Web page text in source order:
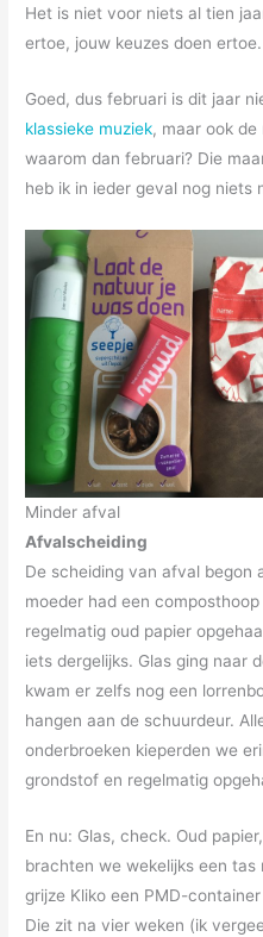
Het is niet voor niets al tien
ertoe, jouw keuzes doen
Goed, dus februari is dit jaar
klassieke muziek, maar ook
waarom dan februari? Die
heb ik in ieder geval nog niets
Minder afval
Afvalscheiding
De scheiding van afval begon
moeder had een
regelmatig oud papier
iets dergelijks. Glas ging naar
kwam er zelfs nog een
hangen aan de schuurdeur.
onderbroeken kieperden we
grondstof en regelmatig
En nu: Glas, check. Oud
brachten we wekelijks een
grijze Kliko een PMD-
Die zit na vier weken (ik